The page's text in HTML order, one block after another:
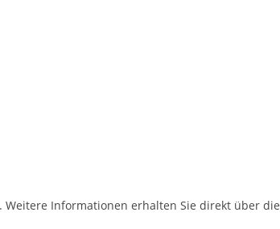
Informationen erhalten Sie direkt über die